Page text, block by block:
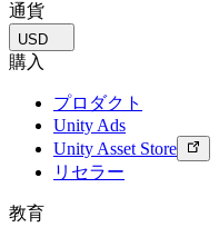
通貨
USD
購入
プロダクト
Unity Ads
Unity Asset Store
リセラー
教育